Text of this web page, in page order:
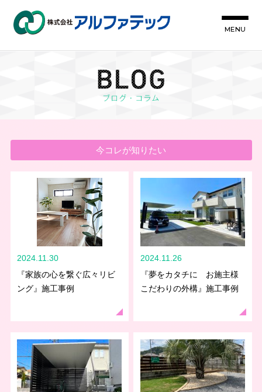
MENU
今コレが知りたい
2024.11.30
『家族の心を繋ぐ広々リビ
ング』施工事例
2024.11.26
『夢をカタチに お施主様
こだわりの外構』施工事例